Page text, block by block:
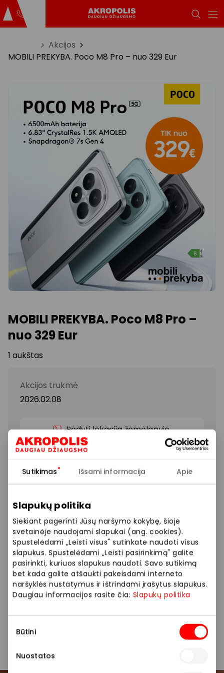
Sutikimas Išsami informacija Apie
Slapukų politika
Siekiant pagerinti Jūsų naršymo kokybę, šioje
svetainėje naudojami slapukai (ang. cookies).
Spustelėdami „Leisti visus" sutinkate naudoti visus
slapukus. Spustelėdami „Leisti pasirinkimą" galite
pasirinkti, kuriuos slapukus naudoti. Savo sutikimą
bet kada galite atšaukti pakeisdami interneto
naršyklės nustatymus ir ištrindami įrašytus slapukus.
Daugiau informacijos rasite čia: Slapukų politika
pasirinkimas
Būtini
Nuostatos
Akcijos
MOBILI PREKYBA. Poco M8 Pro – nuo 329 Eur
MOBILI PREKYBA. Poco M8 Pro –
nuo 329 Eur
1 aukštas
Akcijos trukmė
2026.02.08
Rodyti lokaciją žemėlapyje
SUPER kainos jau „Mobili prekyba“
parduotuvėje! Įsigykite naujuosius POCO M8 serijos
Poco M8 5G 256GB – tik 249 Eur
Poco M8 5G 512GB – tik 289 Eur
Poco M8 Pro 5G 256GB – tik 329 Eur
Poco M8 Pro 512GB – tik 399 Eur
informacijos ir ypatingų pasiūlymų Jūsų laukia „Mobili
prekyba“ išmanioje parduotuvėje.